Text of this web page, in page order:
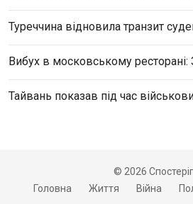
Туреччина відновила транзит
Вибух в московському ресторані:
Тайвань показав під час
© 2026
Головна
Життя Війна